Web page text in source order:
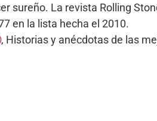
sureño. La revista Rolling
en la lista hecha el 2010.
, Historias y anécdotas de las